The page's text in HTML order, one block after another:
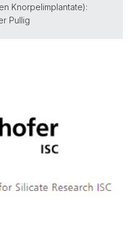
Knorpelimplantate):
Pullig